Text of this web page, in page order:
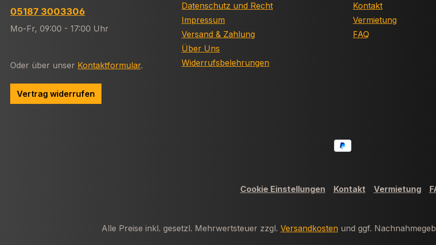
05187 3003306
Mo-Fr, 09:00 - 17:00 Uhr
Oder über unser Kontaktformular.
Vertrag widerrufen
Datenschutz und Recht
Impressum
Versand & Zahlung
Über Uns
Widerrufsbelehrungen
Kontakt
Vermietung
FAQ
Cookie Einstellungen Kontakt Vermietung
Alle Preise inkl. gesetzl. Mehrwertsteuer zzgl. Versandkosten und ggf.